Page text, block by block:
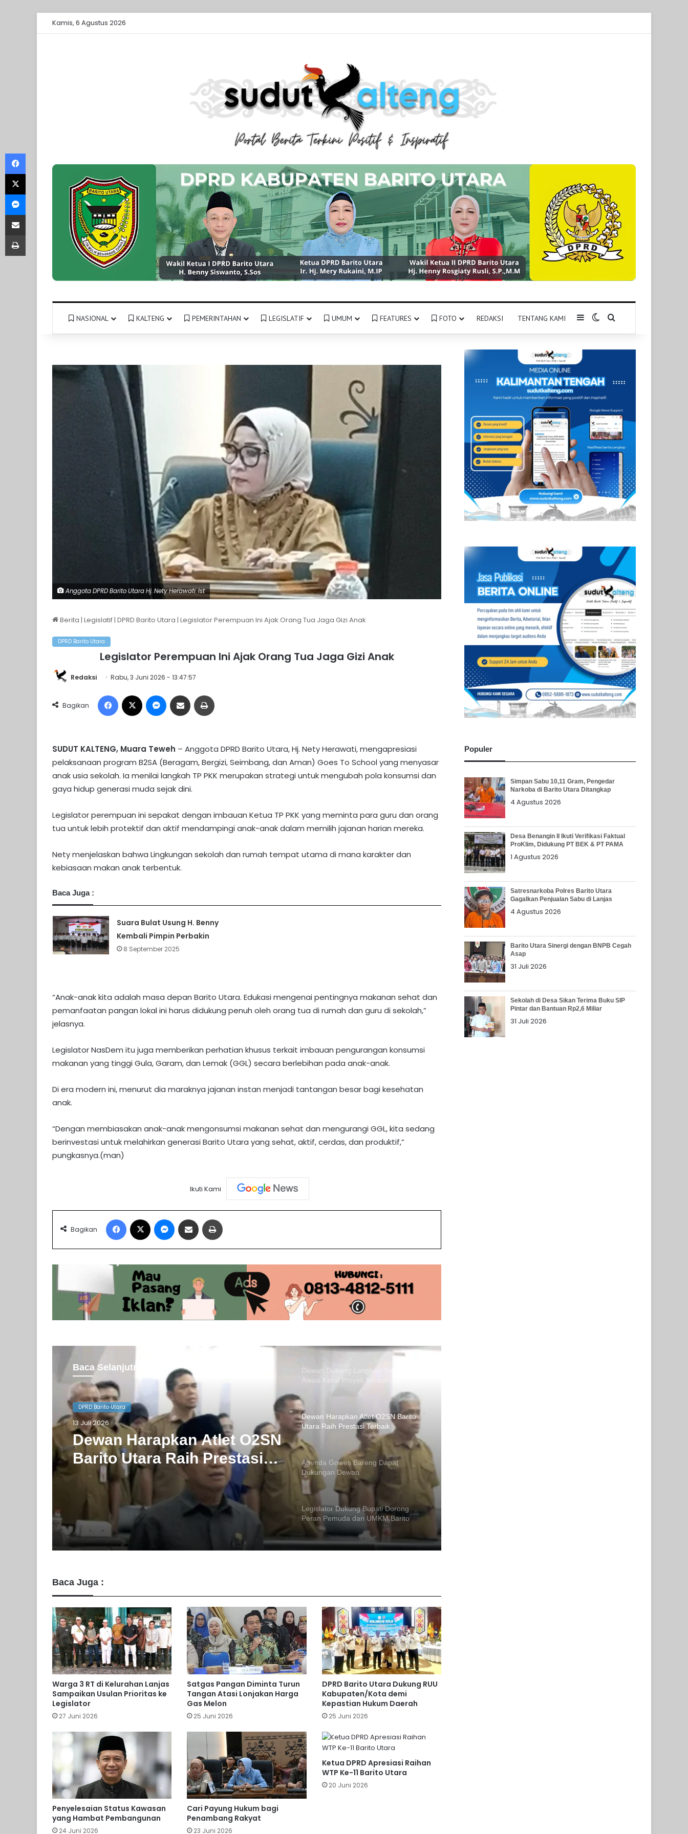
Kamis, 6 Agustus 2026
NASIONAL KALTENG PEMERINTAHAN LEGISLATIF UMUM FEATURES FOTO REDAKSI TENTANG KAMI SidebarSwitch skin
Pencarian untuk
Anggota DPRD Barito Utara Hj. Nety Herawati. Ist
Berita | Legislatif| DPRD Barito Utara | Legislator Perempuan Ini Ajak Orang Tua Jaga Gizi Anak
DPRD Barito Utara
Legislator Perempuan Ini Ajak Orang Tua Jaga Gizi Anak
Redaksi Rabu, 3 Juni 2026 - 13:47:57
Bagikan
Facebook Messenger
Share via Email
SUDUT KALTENG, Muara Teweh – Anggota DPRD Barito Utara, Hj. Nety Herawati, mengapresiasi
pelaksanaan program B2SA (Beragam, Bergizi, Seimbang, dan Aman) Goes To School yang menyasar
anak usia sekolah. Ia menilai langkah TP PKK merupakan strategi untuk mengubah pola konsumsi dan
gaya hidup generasi muda sejak dini.
Legislator perempuan ini sepakat dengan imbauan Ketua TP PKK yang meminta para guru dan orang
tua untuk lebih protektif dan aktif mendampingi anak-anak dalam memilih jajanan harian mereka.
Nety menjelaskan bahwa Lingkungan sekolah dan rumah tempat utama di mana karakter dan
kebiasaan makan anak terbentuk.
Baca Juga :
Suara Bulat Usung H. Benny
Kembali Pimpin Perbakin
8 September 2025
“Anak-anak kita adalah masa depan Barito Utara. Edukasi mengenai pentingnya makanan sehat dan
pemanfaatan pangan lokal ini harus didukung penuh oleh orang tua di rumah dan guru di sekolah,”
jelasnya.
Legislator NasDem itu juga memberikan perhatian khusus terkait imbauan pengurangan konsumsi
makanan yang tinggi Gula, Garam, dan Lemak (GGL) secara berlebihan pada anak-anak.
Di era modern ini, menurut dia maraknya jajanan instan menjadi tantangan besar bagi kesehatan
anak.
“Dengan membiasakan anak-anak mengonsumsi makanan sehat dan mengurangi GGL, kita sedang
berinvestasi untuk melahirkan generasi Barito Utara yang sehat, aktif, cerdas, dan produktif,”
pungkasnya.(man)
Ikuti Kami
Bagikan
Facebook Messenger
Share via Email
Baca Selanjutnya
DPRD Barito Utara
13 Juli 2026
Dewan Harapkan Atlet O2SN
Barito Utara Raih Prestasi
Terbaik
DPRD Barito Utara
10 Juli 2026
Agenda Gowes Bareng
Dapat Dukungan Dewan
DPRD Barito Utara Terima Raperda
Unggah Video 45 Detik, Ketua DPRD
Ucapkan Selamat Hari Jadi ke-76
Pimpinan DPRD Barito Utara
Apresiasi Dedikasi Polri
Dewan Harapkan Atlet O2SN Barito
Utara Raih Prestasi Terbaik
Agenda Gowes Bareng Dapat
Dukungan Dewan
Legislator Dukung Bupati Dorong
Peran Pemuda dan UMKM Barito
Utara
Hari Bhayangkara, Dewan Apresiasi
Sinergi Polri dan Pemkab Barito Utara
Ucapkan Selamat Hari Jadi ke-76
Barito Utara
Dirgahayu Bumi Iya Mulik Bengkang
Turan: DPRD Barito Utara Hadiri
Upacara HUT ke-76
Batara Expo Momentum Dorong
Potensi dan Ekonomi Lokal
Pimpinan DPRD Barito Utara
Apresiasi Dedikasi Polri
Dewan Dukung Langkah Tegas Bupati
Awasi Ketat Proyek Infrastruktur
Baca Juga :
Warga 3 RT di Kelurahan Lanjas
Sampaikan Usulan Prioritas ke
Legislator
27 Juni 2026
Satgas Pangan Diminta Turun
Tangan Atasi Lonjakan Harga
Gas Melon
25 Juni 2026
DPRD Barito Utara Dukung RUU
Kabupaten/Kota demi
Kepastian Hukum Daerah
25 Juni 2026
Penyelesaian Status Kawasan
yang Hambat Pembangunan
24 Juni 2026
Cari Payung Hukum bagi
Penambang Rakyat
23 Juni 2026
Ketua DPRD Apresiasi Raihan
WTP Ke-11 Barito Utara
20 Juni 2026
Populer
Simpan Sabu 10,11 Gram, Pengedar
Narkoba di Barito Utara Ditangkap
4 Agustus 2026
Desa Benangin II Ikuti Verifikasi Faktual
ProKlim, Didukung PT BEK & PT PAMA
1 Agustus 2026
Satresnarkoba Polres Barito Utara
Gagalkan Penjualan Sabu di Lanjas
4 Agustus 2026
Barito Utara Sinergi dengan BNPB Cegah
Asap
31 Juli 2026
Sekolah di Desa Sikan Terima Buku SIP
Pintar dan Bantuan Rp2,6 Miliar
31 Juli 2026
Facebook
X
Messenger
Share via Email